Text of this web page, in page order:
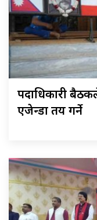
पदाधिकारी
एजेन्डा तय गर्ने